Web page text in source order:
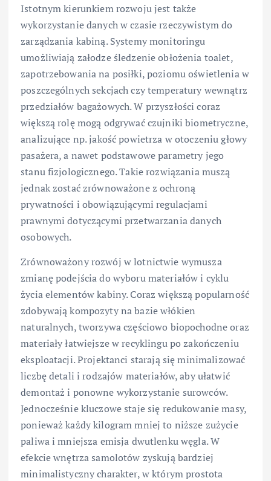
Istotnym kierunkiem rozwoju jest także
wykorzystanie danych w czasie rzeczywistym do
zarządzania kabiną. Systemy monitoringu
umożliwiają załodze śledzenie obłożenia toalet,
zapotrzebowania na posiłki, poziomu oświetlenia w
poszczególnych sekcjach czy temperatury wewnątrz
przedziałów bagażowych. W przyszłości coraz
większą rolę mogą odgrywać czujniki biometryczne,
analizujące np. jakość powietrza w otoczeniu głowy
pasażera, a nawet podstawowe parametry jego
stanu fizjologicznego. Takie rozwiązania muszą
jednak zostać zrównoważone z ochroną
prywatności i obowiązującymi regulacjami
prawnymi dotyczącymi przetwarzania danych
osobowych.
Zrównoważony rozwój w lotnictwie wymusza
zmianę podejścia do wyboru materiałów i cyklu
życia elementów kabiny. Coraz większą popularność
zdobywają kompozyty na bazie włókien
naturalnych, tworzywa częściowo biopochodne oraz
materiały łatwiejsze w recyklingu po zakończeniu
eksploatacji. Projektanci starają się minimalizować
liczbę detali i rodzajów materiałów, aby ułatwić
demontaż i ponowne wykorzystanie surowców.
Jednocześnie kluczowe staje się redukowanie masy,
ponieważ każdy kilogram mniej to niższe zużycie
paliwa i mniejsza emisja dwutlenku węgla. W
efekcie wnętrza samolotów zyskują bardziej
minimalistyczny charakter, w którym prostota